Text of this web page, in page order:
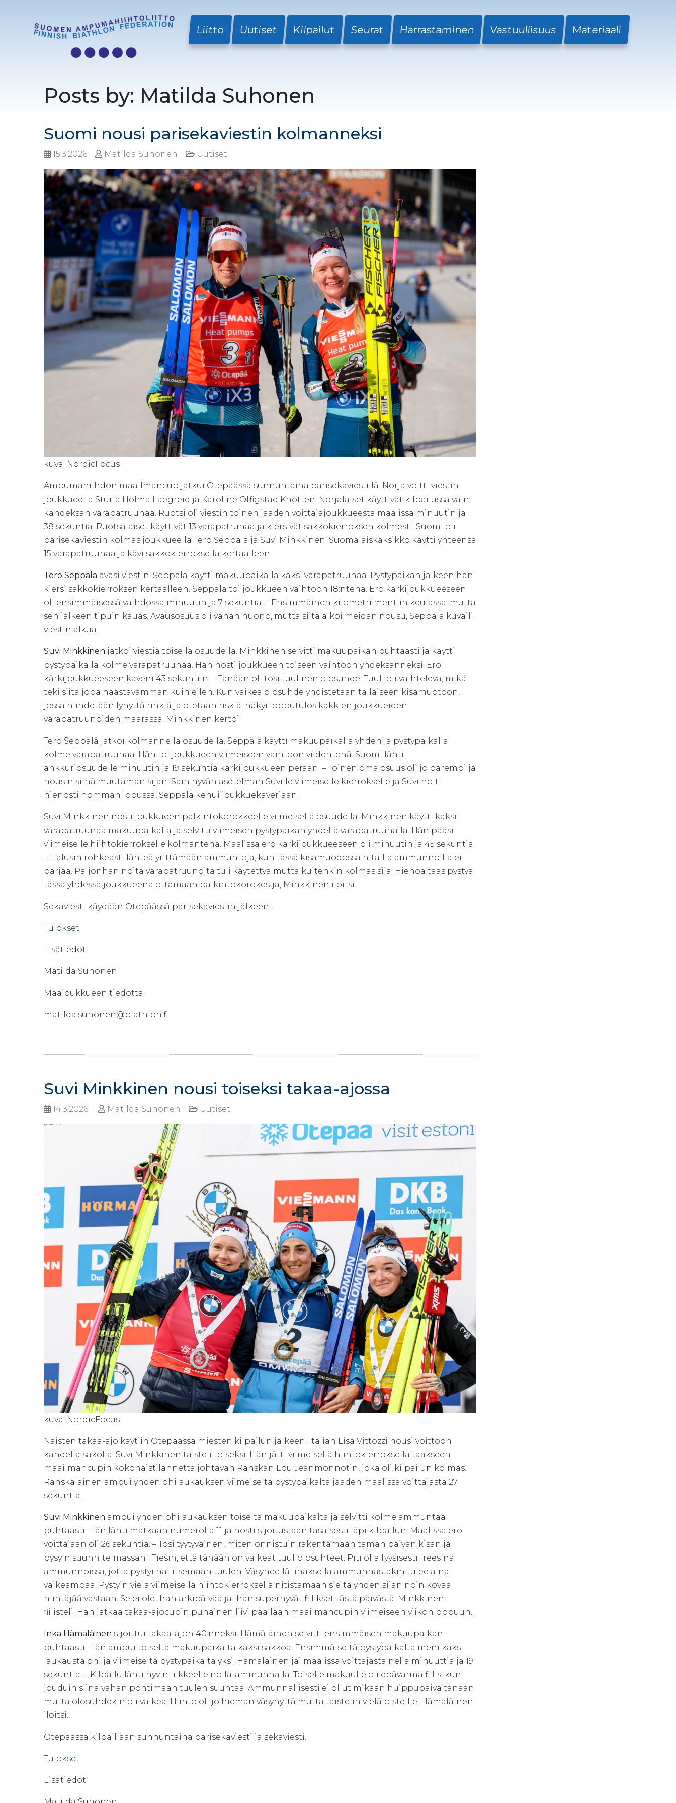
Liitto Uutiset Kilpailut Seurat Harrastaminen Vastuullisuus Materiaali
Posts by: Matilda Suhonen
Suomi nousi parisekaviestin kolmanneksi
15.3.2026 Matilda Suhonen Uutiset
kuva: NordicFocus
Ampumahiihdon maailmancup jatkui Otepäässä sunnuntaina parisekaviestillä. Norja voitti viestin
joukkueella Sturla Holma Laegreid ja Karoline Offigstad Knotten. Norjalaiset käyttivät kilpailussa vain
kahdeksan varapatruunaa. Ruotsi oli viestin toinen jääden voittajajoukkueesta maalissa minuutin ja
38 sekuntia. Ruotsalaiset käyttivät 13 varapatrunaa ja kiersivät sakkokierroksen kolmesti. Suomi oli
parisekaviestin kolmas joukkueella Tero Seppälä ja Suvi Minkkinen. Suomalaiskaksikko käytti yhteensä
15 varapatruunaa ja kävi sakkokierroksella kertaalleen.
Tero Seppälä avasi viestin. Seppälä käytti makuupaikalla kaksi varapatruunaa. Pystypaikan jälkeen hän
kiersi sakkokierroksen kertaalleen. Seppälä toi joukkueen vaihtoon 18:ntena. Ero kärkijoukkueeseen
oli ensimmäisessä vaihdossa minuutin ja 7 sekuntia. – Ensimmäinen kilometri mentiin keulassa, mutta
sen jälkeen tipuin kauas. Avausosuus oli vähän huono, mutta siitä alkoi meidän nousu, Seppälä kuvaili
viestin alkua.
Suvi Minkkinen jatkoi viestiä toisella osuudella. Minkkinen selvitti makuupaikan puhtaasti ja käytti
pystypaikalla kolme varapatruunaa. Hän nosti joukkueen toiseen vaihtoon yhdeksänneksi. Ero
kärkijoukkueeseen kaveni 43 sekuntiin. – Tänään oli tosi tuulinen olosuhde. Tuuli oli vaihteleva, mikä
teki siitä jopa haastavamman kuin eilen. Kun vaikea olosuhde yhdistetään tällaiseen kisamuotoon,
jossa hiihdetään lyhyttä rinkiä ja otetaan riskiä, näkyi lopputulos kakkien joukkueiden
varapatruunoiden määrässä, Minkkinen kertoi.
Tero Seppälä jatkoi kolmannella osuudella. Seppälä käytti makuupaikalla yhden ja pystypaikalla
kolme varapatruunaa. Hän toi joukkueen viimeiseen vaihtoon viidentenä. Suomi lähti
ankkuriosuudelle minuutin ja 19 sekuntia kärkijoukkueen perään. – Toinen oma osuus oli jo parempi ja
nousin siinä muutaman sijan. Sain hyvän asetelman Suville viimeiselle kierrokselle ja Suvi hoiti
hienosti homman lopussa, Seppälä kehui joukkuekaveriaan.
Suvi Minkkinen nosti joukkueen palkintokorokkeelle viimeisellä osuudella. Minkkinen käytti kaksi
varapatruunaa makuupaikalla ja selvitti viimeisen pystypaikan yhdellä varapatruunalla. Hän pääsi
viimeiselle hiihtokierrokselle kolmantena. Maalissa ero kärkijoukkueeseen oli minuutin ja 45 sekuntia.
– Halusin rohkeasti lähteä yrittämään ammuntoja, kun tässä kisamuodossa hitailla ammunnoilla ei
pärjää. Paljonhan noita varapatruunoita tuli käytettyä mutta kuitenkin kolmas sija. Hienoa taas pystyä
tässä yhdessä joukkueena ottamaan palkintokorokesija, Minkkinen iloitsi.
Sekaviesti käydään Otepäässä parisekaviestin jälkeen.
Tulokset
Lisätiedot:
Matilda Suhonen
Maajoukkueen tiedotta
matilda.suhonen@biathlon.fi
Suvi Minkkinen nousi toiseksi takaa-ajossa
14.3.2026 Matilda Suhonen Uutiset
kuva: NordicFocus
Naisten takaa-ajo käytiin Otepäässä miesten kilpailun jälkeen. Italian Lisa Vittozzi nousi voittoon
kahdella sakolla. Suvi Minkkinen taisteli toiseksi. Hän jätti viimeisellä hiihtokierroksella taakseen
maailmancupin kokonaistilannetta johtavan Ranskan Lou Jeanmonnotin, joka oli kilpailun kolmas.
Ranskalainen ampui yhden ohilaukauksen viimeiseltä pystypaikalta jääden maalissa voittajasta 27
sekuntia.
Suvi Minkkinen ampui yhden ohilaukauksen toiselta makuupaikalta ja selvitti kolme ammuntaa
puhtaasti. Hän lähti matkaan numerolla 11 ja nosti sijoitustaan tasaisesti läpi kilpailun. Maalissa ero
voittajaan oli 26 sekuntia. – Tosi tyytyväinen, miten onnistuin rakentamaan tämän päivän kisan ja
pysyin suunnitelmassani. Tiesin, että tänään on vaikeat tuuliolosuhteet. Piti olla fyysisesti freesinä
ammunnoissa, jotta pystyi hallitsemaan tuulen. Väsyneellä lihaksella ammunnastakin tulee aina
vaikeampaa. Pystyin vielä viimeisellä hiihtokierroksella nitistämään sieltä yhden sijan noin kovaa
hiihtäjää vastaan. Se ei ole ihan arkipäivää ja ihan superhyvät fiilikset tästä päivästä, Minkkinen
fiilisteli. Hän jatkaa takaa-ajocupin punainen liivi päällään maailmancupin viimeiseen viikonloppuun.
Inka Hämäläinen sijoittui takaa-ajon 40:nneksi. Hämäläinen selvitti ensimmäisen makuupaikan
puhtaasti. Hän ampui toiselta makuupaikalta kaksi sakkoa. Ensimmäiseltä pystypaikalta meni kaksi
laukausta ohi ja viimeiseltä pystypaikalta yksi. Hämäläinen jäi maalissa voittajasta neljä minuuttia ja 19
sekuntia. – Kilpailu lähti hyvin liikkeelle nolla-ammunnalla. Toiselle makuulle oli epävarma fiilis, kun
jouduin siinä vähän pohtimaan tuulen suuntaa. Ammunnallisesti ei ollut mikään huippupäivä tänään
mutta olosuhdekin oli vaikea. Hiihto oli jo hieman väsynyttä mutta taistelin vielä pisteille, Hämäläinen
iloitsi.
Otepäässä kilpaillaan sunnuntaina parisekaviesti ja sekaviesti.
Tulokset
Lisätiedot: